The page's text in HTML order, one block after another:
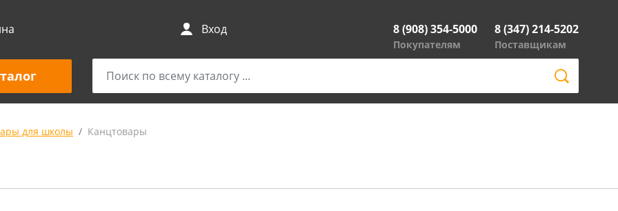
Вход 8 (908) 354-5000
Покупателям
8 (347) 214-5202
Поставщикам
для школы Канцтовары